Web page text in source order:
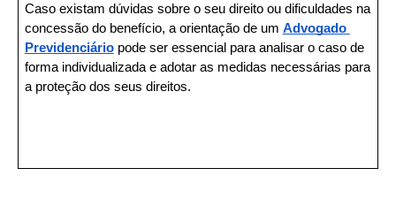
Caso existam dúvidas sobre o seu direito ou dificuldades na
concessão do benefício, a orientação de um Advogado
Previdenciário pode ser essencial para analisar o caso de
forma individualizada e adotar as medidas necessárias para
a proteção dos seus direitos.